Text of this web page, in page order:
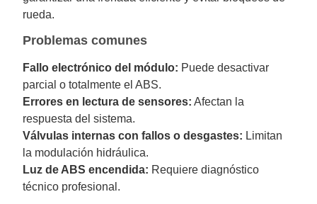
rueda.
Problemas comunes
Fallo electrónico del módulo: Puede desactivar
parcial o totalmente el ABS.
Errores en lectura de sensores: Afectan la
respuesta del sistema.
Válvulas internas con fallos o desgastes: Limitan
la modulación hidráulica.
Luz de ABS encendida: Requiere diagnóstico
técnico profesional.